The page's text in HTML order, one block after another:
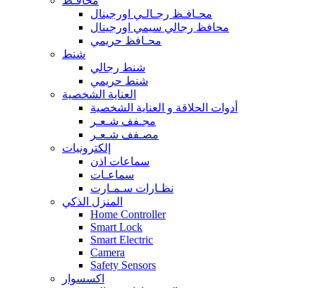
محـافـظ رجـالـي اورجينال
محافظ رجالي سيمي اورجينال
محـافظ حريمي
شنط
شنط رجالي
شنط حريمي
العناية الشخصية
أدوات الحلاقة و العناية الشخصية
مجـفف شـعـر
مصـفف شـعـر
إلكترونيات
سماعات اذن
سماعـات
نظـارات سـمـارت
المنزل الذكي
Home Controller
Smart Lock
Smart Electric
Camera
Safety Sensors
اكسسوار